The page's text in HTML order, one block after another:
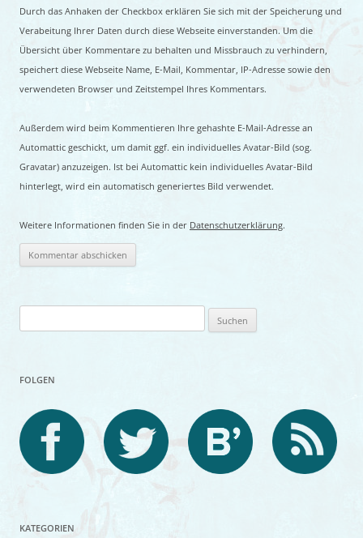
Durch das Anhaken der Checkbox erklären Sie sich mit der Speicherung und
Verabeitung Ihrer Daten durch diese Webseite einverstanden. Um die
Übersicht über Kommentare zu behalten und Missbrauch zu verhindern,
speichert diese Webseite Name, E-Mail, Kommentar, IP-Adresse sowie den
verwendeten Browser und Zeitstempel Ihres Kommentars.
Außerdem wird beim Kommentieren Ihre gehashte E-Mail-Adresse an
Automattic geschickt, um damit ggf. ein individuelles Avatar-Bild (sog.
Gravatar) anzuzeigen. Ist bei Automattic kein individuelles Avatar-Bild
hinterlegt, wird ein automatisch generiertes Bild verwendet.
Weitere Informationen finden Sie in der Datenschutzerklärung.
nach:
FOLGEN
KATEGORIEN